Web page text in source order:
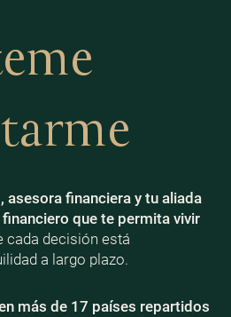
asesora financiera y tu aliada
que te permita vivir
cada decisión está
a largo plazo.
más de 17 países repartidos